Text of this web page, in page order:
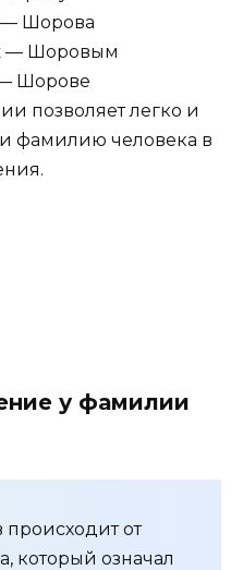
Шорова
— Шоровым
Шорове
позволяет легко и
фамилию человека в
у фамилии
от
который означал